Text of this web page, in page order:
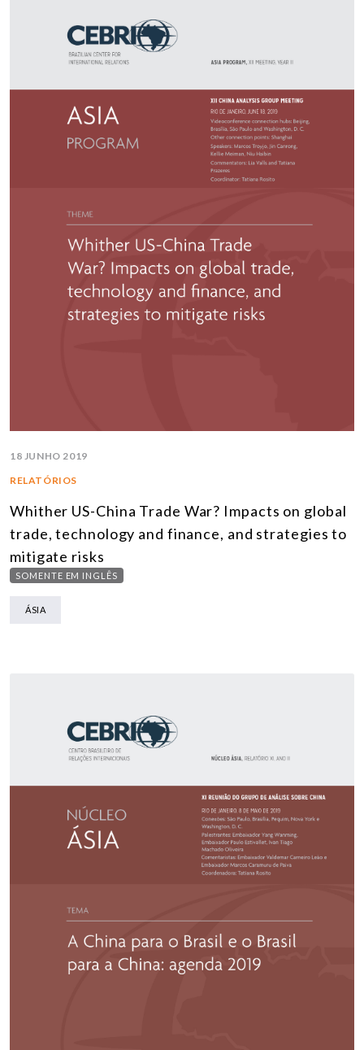
18 JUNHO 2019
RELATÓRIOS
Whither US-China Trade War? Impacts on global
trade, technology and finance, and strategies to
mitigate risks
SOMENTE EM INGLÊS
ÁSIA